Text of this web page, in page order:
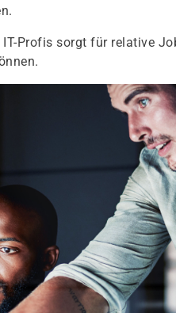
Profis sorgt für relative